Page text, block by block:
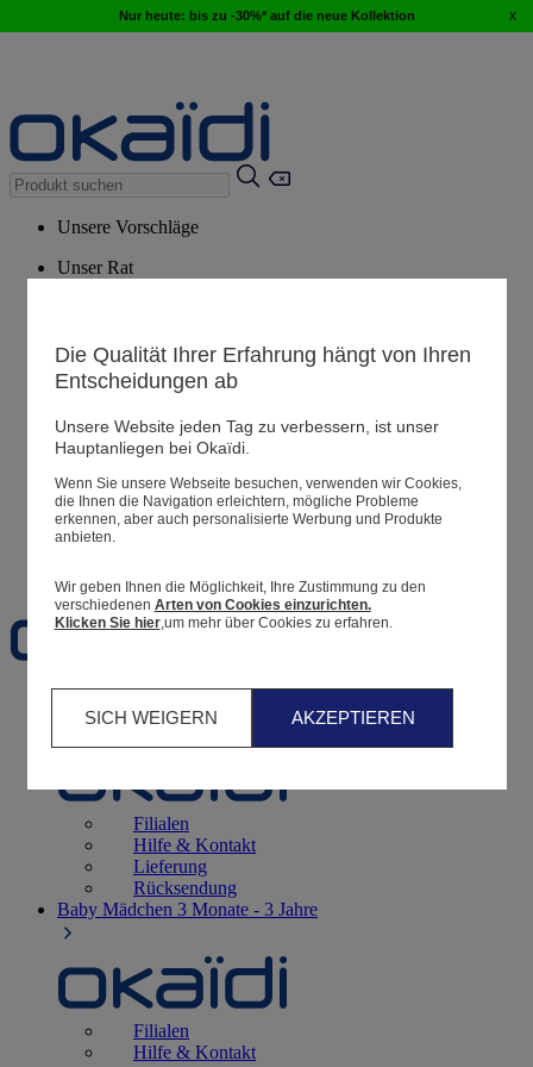
Nur heute: bis zu -30%* auf die neue Kollektion x
Unsere Vorschläge
Unser Rat
Meine Informationen
Ihre Bestellungen
Warenkorb
Filialen
Hilfe & Kontakt
Lieferung
Rücksendung
Baby Mädchen 3 Monate - 3 Jahre
Filialen
Hilfe & Kontakt
Die Qualität Ihrer Erfahrung hängt von Ihren
Entscheidungen ab
Unsere Website jeden Tag zu verbessern, ist unser
Hauptanliegen bei Okaïdi.
Wenn Sie unsere Webseite besuchen, verwenden wir Cookies,
die Ihnen die Navigation erleichtern, mögliche Probleme
erkennen, aber auch personalisierte Werbung und Produkte
anbieten.
Wir geben Ihnen die Möglichkeit, Ihre Zustimmung zu den
verschiedenen Arten von Cookies einzurichten.
Klicken Sie hier,um mehr über Cookies zu erfahren.
SICH WEIGERN AKZEPTIEREN